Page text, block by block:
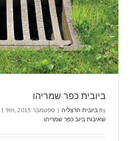
ביובית כפר שמריהו
By ביובית הרצליה | ספטמבר 9th, 2015 |
שאיבות ביוב כפר שמריהו